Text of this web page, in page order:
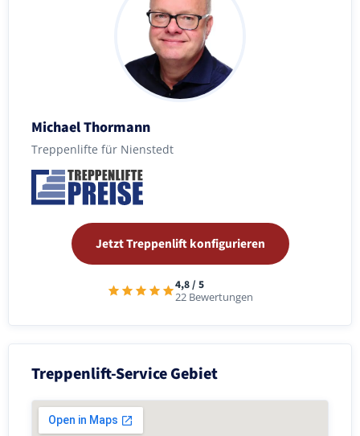
Michael Thormann
Treppenlifte für Nienstedt
Jetzt Treppenlift konfigurieren
4,8 / 5
22 Bewertungen
Treppenlift-Service Gebiet